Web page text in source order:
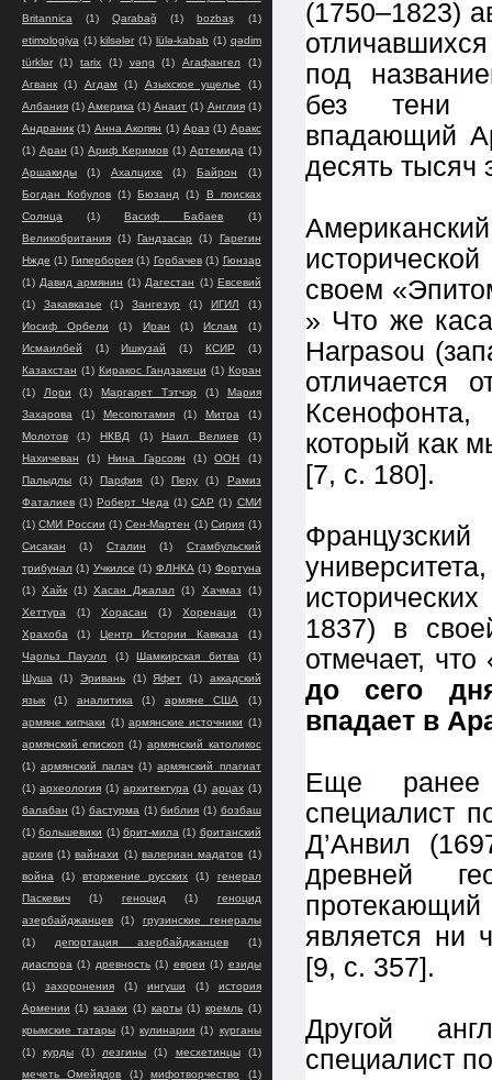
(1750–1823)
под
без тени
впадающий
десять тысяч
своем
» Что же
Harpasou
отличается
который как
[7, с. 180].
1837) в
отмечает, что
до сего
впадает в
Еще ранее
специалист
Д’Анвил
древней
является ни
[9, с. 357].
Другой
специалист
Britannica
(1) Qarabağ (1) bozbaş
(1)
etimologiya (1) kilsələr (1) lülə-kabab (1) qədim
türklər
(1) tarix (1) vəng (1) Агафангел
(1)
Агванк (1) Агдам (1) Азыхское ущелье
(1)
Албания (1) Америка (1) Анаит (1) Англия (1)
Андраник (1) Анна Акопян (1) Араз (1) Аракс
(1) Аран (1) Ариф Керимов (1) Артемида (1)
Аршакиды
(1) Ахалцихе (1) Байрон
(1)
Богдан Кобулов (1) Бюзанд (1)
В поисках
Солнца
(1) Васиф Бабаев
(1)
Великобритания (1) Гандзасар (1)
Гарегин
Нжде (1) Гиперборея (1) Горбачев (1) Гюнзар
(1) Давид армянин (1) Дагестан (1) Евсевий
(1)
Закавказье (1) Зангезур (1) ИГИЛ
(1)
Иосиф Орбели
(1) Иран (1) Ислам
(1)
Исмаилбей
(1) Ишкузай (1) КСИР
(1)
Казахстан (1) Киракос Гандзакеци (1) Коран
(1)
Лори (1) Маргарет Тэтчэр (1)
Мария
Захарова
(1) Месопотамия (1) Митра
(1)
Молотов
(1) НКВД (1) Наил Велиев
(1)
Нахичеван
(1) Нина Гарсоян (1) ООН
(1)
Палыдлы
(1) Парфия (1) Перу (1)
Рамиз
Фаталиев (1) Роберт Чеда (1) САР (1) СМИ
(1) СМИ России (1) Сен-Мартен (1) Сирия (1)
Сисакан
(1) Сталин (1)
Стамбульский
трибунал (1) Учкилсе (1) ФЛНКА (1) Фортуна
(1) Хайк (1) Хасан Джалал (1) Хачмаз (1)
Хеттура
(1) Хорасан (1) Хоренаци
(1)
Храхоба
(1) Центр Истории Кавказа
(1)
Чарльз Пауэлл
(1) Шамкирская битва
(1)
Шуша
(1) Эривань (1) Яфет (1)
аккадский
язык
(1) аналитика (1) армяне США
(1)
армяне кипчаки (1) армянские источники (1)
армянский епископ (1) армянский католикос
(1) армянский палач (1) армянский плагиат
(1) археология (1) архитектура (1) арцах (1)
балабан (1) бастурма (1) библия (1) бозбаш
(1) большевики (1) брит-мила (1) британский
архив (1) вайнахи (1) валериан мадатов (1)
война
(1) вторжение русских (1)
генерал
Паскевич
(1) геноцид (1)
геноцид
азербайджанцев
(1)
грузинские генералы
(1)
депортация азербайджанцев
(1)
диаспора (1) древность (1) евреи (1) езиды
(1)
захоронения (1) ингуши (1)
история
Армении (1) казаки (1) карты (1) кремль (1)
крымские татары (1) кулинария (1) курганы
(1)
курды (1) лезгины (1) месхетинцы
(1)
мечеть Омейядов
(1) мифотворчество
(1)